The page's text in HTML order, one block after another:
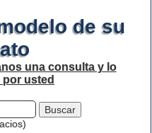
de su
una consulta y lo
usted